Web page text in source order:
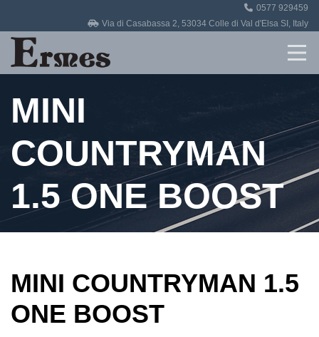
0577 929459
Via di Casabassa 2, 53034 Colle di Val d'Elsa SI, Italy
Revisioni
Officina
Auto in vendita
MINI
COUNTRYMAN
1.5 ONE BOOST
MINI COUNTRYMAN 1.5
ONE BOOST